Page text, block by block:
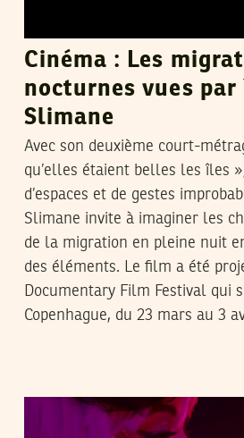
Cinéma : Les
nocturnes vues par
Slimane
Avec son deuxième court-
qu’elles étaient belles les îles
d’espaces et de gestes
Slimane invite à imaginer les
de la migration en pleine nuit
des éléments. Le film a été
Documentary Film Festival qui
Copenhague, du 23 mars au 3